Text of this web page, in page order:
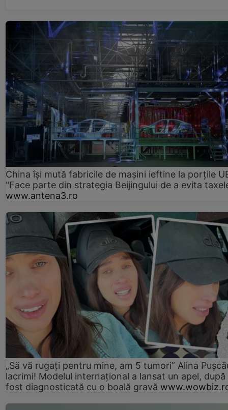
China își mută fabricile de mașini ieftine la porțile
"Face parte din strategia Beijingului de a evita
www.antena3.ro
„Să vă rugați pentru mine, am 5 tumori” Alina
lacrimi! Modelul internațional a lansat un apel, după
fost diagnosticată cu o boală gravă